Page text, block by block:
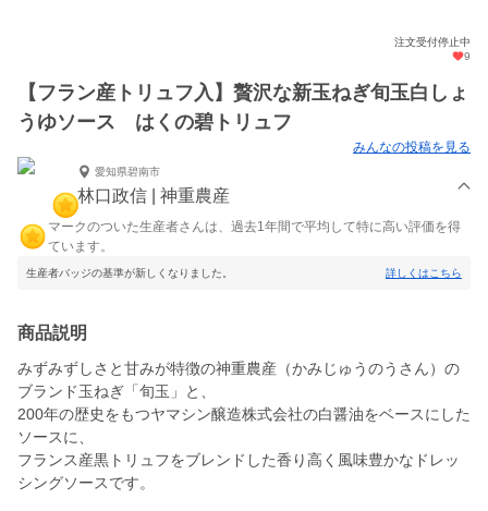
注文受付停止中
9
【フラン産トリュフ入】贅沢な新玉ねぎ旬玉白しょ
うゆソース はくの碧トリュフ
みんなの投稿を見る
愛知県碧南市
林口政信 | 神重農産
マークのついた生産者さんは、過去1年間で平均して特に高い評価を得
ています。
生産者バッジの基準が新しくなりました。 詳しくはこちら
商品説明
みずみずしさと甘みが特徴の神重農産（かみじゅうのうさん）の
ブランド玉ねぎ「旬玉」と、
200年の歴史をもつヤマシン醸造株式会社の白醤油をベースにした
ソースに、
フランス産黒トリュフをブレンドした香り高く風味豊かなドレッ
シングソースです。